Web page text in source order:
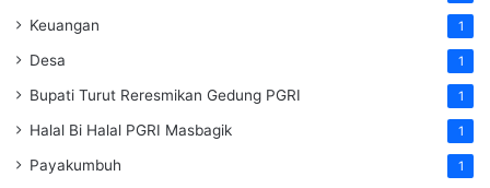
Keuangan 1
Desa 1
Bupati Turut Reresmikan Gedung PGRI 1
Halal Bi Halal PGRI Masbagik 1
Payakumbuh 1